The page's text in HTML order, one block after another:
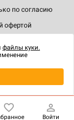
по согласию
офертой
Войти
файлы куки.